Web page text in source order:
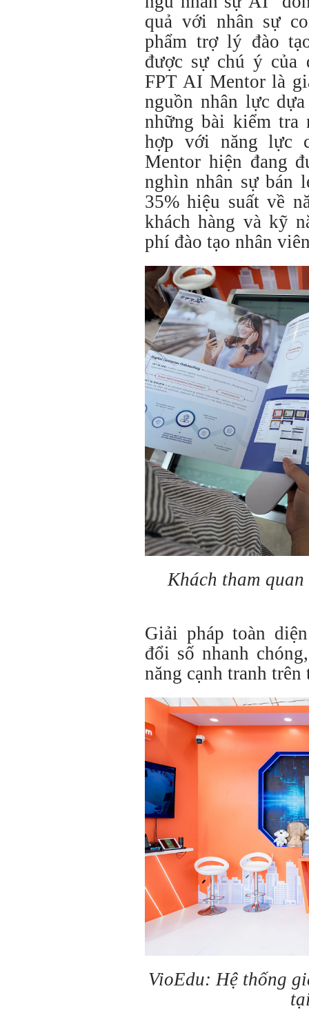
quả với nhân sự
phẩm trợ lý đào
được sự chú ý của
FPT AI Mentor là
nguồn nhân lực
những bài kiểm tra
hợp với năng lực
Mentor hiện đang
nghìn nhân sự bán
35% hiệu suất về
khách hàng và kỹ
phí đào tạo nhân
Khách tham
Giải pháp toàn
đổi số nhanh
năng cạnh tranh
VioEdu: Hệ thống